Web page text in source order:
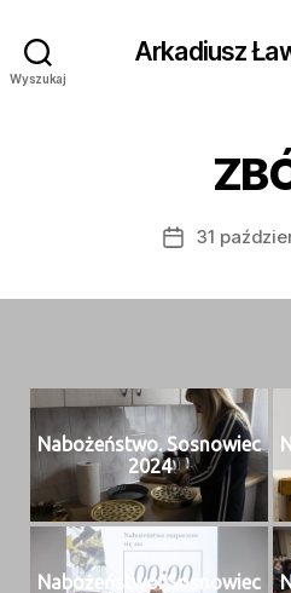
Wyszukaj
Arkadiusz
Data
31
Nabożeńst­wo. Sos­nowiec
2024
Nabożeńst­wo. Sos­nowiec